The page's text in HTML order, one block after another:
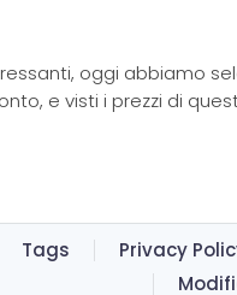
oggi abbiamo
e visti i prezzi di
Tags Privacy